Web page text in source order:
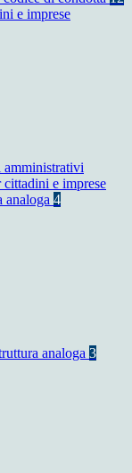
e imprese
amministrativi
e imprese
analoga 4
analoga 3